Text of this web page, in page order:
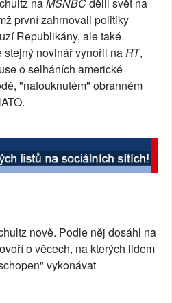
první zahrnovali politiky
Republikány, ale také
novinář vynořil naRT,
o selháních americké
"nafouknutém" obranném
nově. Podle něj dosáhl na
o věcech, na kterých lidem
vykonávat